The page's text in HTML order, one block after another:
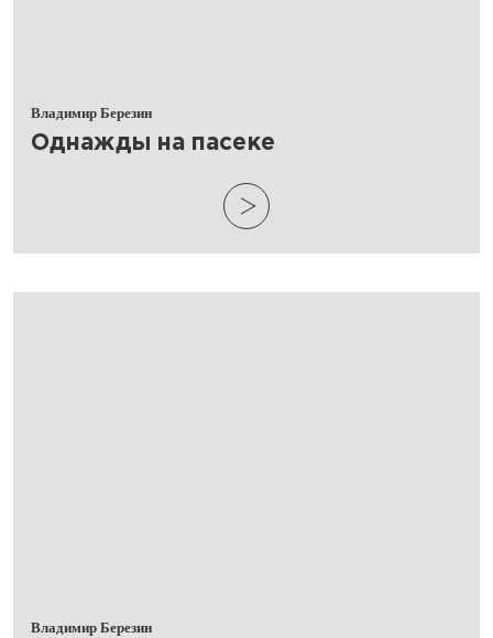
Владимир Березин
​Однажды на пасеке
Владимир Березин